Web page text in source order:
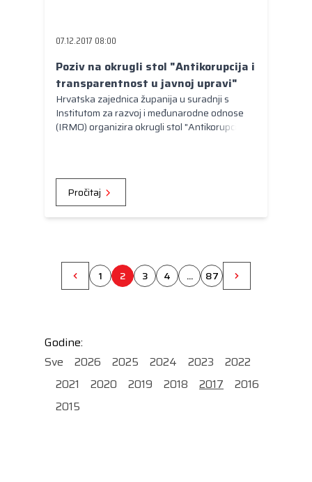
07.12.2017 08:00
Poziv na okrugli stol "Antikorupcija i
transparentnost u javnoj upravi"
Hrvatska zajednica županija u suradnji s
Institutom za razvoj i međunarodne odnose
(IRMO) organizira okrugli stol "Antikorupcija i
Pročitaj
1 2 3 4 ... 87
Godine:
Sve
2026 2025 2024 2023
2022
2021
2020 2019 2018 2017
2016
2015